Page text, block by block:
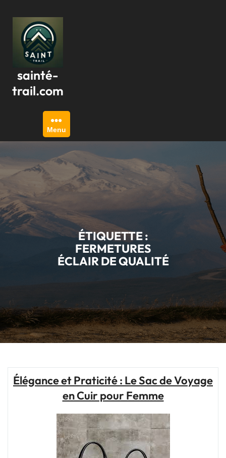
contenu
sainté-
trail.com
Menu
ÉTIQUETTE :
FERMETURES
ÉCLAIR DE QUALITÉ
Élégance et Praticité : Le Sac de Voyage
en Cuir pour Femme